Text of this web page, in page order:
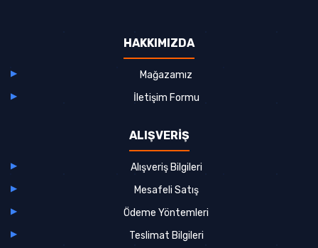
HAKKIMIZDA
Mağazamız
İletişim Formu
ALIŞVERİŞ
Alışveriş Bilgileri
Mesafeli Satış
Ödeme Yöntemleri
Teslimat Bilgileri